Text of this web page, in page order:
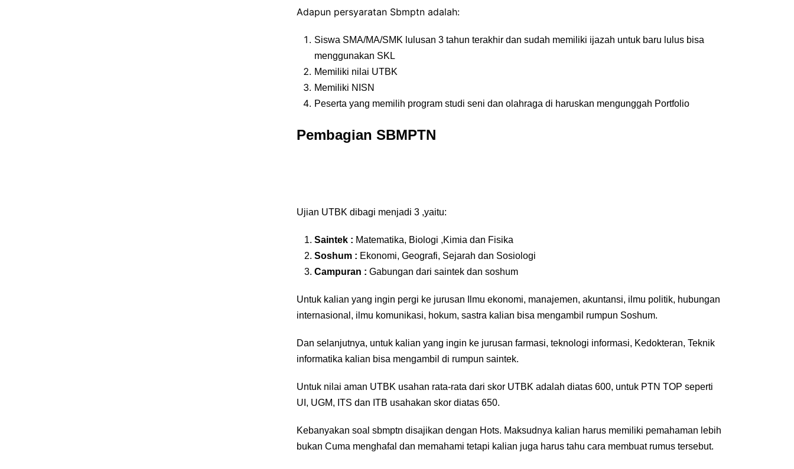
Adapun persyaratan Sbmptn adalah:
Siswa SMA/MA/SMK lulusan 3 tahun terakhir dan sudah memiliki ijazah untuk baru lulus bisa
menggunakan SKL
Memiliki nilai UTBK
Memiliki NISN
Peserta yang memilih program studi seni dan olahraga di haruskan mengunggah Portfolio
Pembagian SBMPTN
Ujian UTBK dibagi menjadi 3 ,yaitu:
Saintek : Matematika, Biologi ,Kimia dan Fisika
Soshum : Ekonomi, Geografi, Sejarah dan Sosiologi
Campuran : Gabungan dari saintek dan soshum
Untuk kalian yang ingin pergi ke jurusan Ilmu ekonomi, manajemen, akuntansi, ilmu politik, hubungan
internasional, ilmu komunikasi, hokum, sastra kalian bisa mengambil rumpun Soshum.
Dan selanjutnya, untuk kalian yang ingin ke jurusan farmasi, teknologi informasi, Kedokteran, Teknik
informatika kalian bisa mengambil di rumpun saintek.
Untuk nilai aman UTBK usahan rata-rata dari skor UTBK adalah diatas 600, untuk PTN TOP seperti
UI, UGM, ITS dan ITB usahakan skor diatas 650.
Kebanyakan soal sbmptn disajikan dengan Hots. Maksudnya kalian harus memiliki pemahaman lebih
bukan Cuma menghafal dan memahami tetapi kalian juga harus tahu cara membuat rumus tersebut.